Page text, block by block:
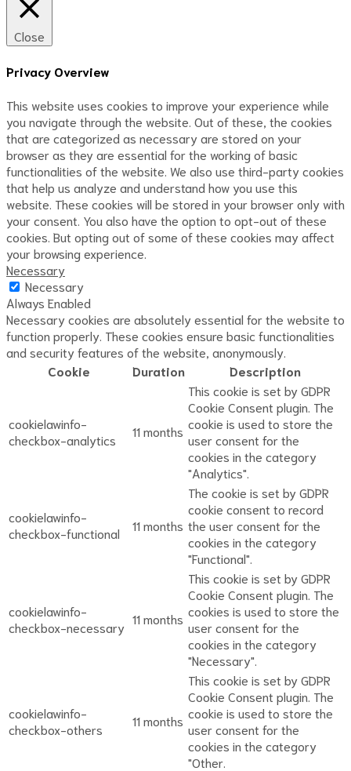
Close
Privacy Overview
This website uses cookies to improve your experience while
you navigate through the website. Out of these, the cookies
that are categorized as necessary are stored on your
browser as they are essential for the working of basic
functionalities of the website. We also use third-party cookies
that help us analyze and understand how you use this
website. These cookies will be stored in your browser only with
your consent. You also have the option to opt-out of these
cookies. But opting out of some of these cookies may affect
your browsing experience.
Necessary
Necessary
Always Enabled
Necessary cookies are absolutely essential for the website to
function properly. These cookies ensure basic functionalities
and security features of the website, anonymously.
Cookie
Duration Description
cookielawinfo-
checkbox-analytics
11 months
This cookie is set by GDPR
Cookie Consent plugin. The
cookie is used to store the
user consent for the
cookies in the category
"Analytics".
cookielawinfo-
checkbox-functional
11 months
The cookie is set by GDPR
cookie consent to record
the user consent for the
cookies in the category
"Functional".
cookielawinfo-
checkbox-necessary
11 months
This cookie is set by GDPR
Cookie Consent plugin. The
cookies is used to store the
user consent for the
cookies in the category
"Necessary".
cookielawinfo-
checkbox-others
11 months
This cookie is set by GDPR
Cookie Consent plugin. The
cookie is used to store the
user consent for the
cookies in the category
"Other.